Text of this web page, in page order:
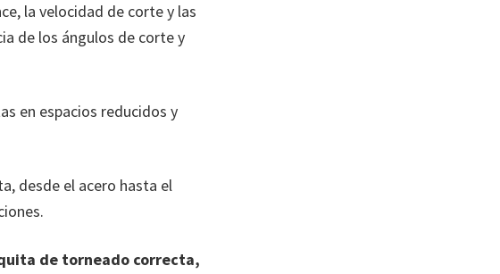
la velocidad de corte y las
de los ángulos de corte y
en espacios reducidos y
desde el acero hasta el
de torneado correcta,